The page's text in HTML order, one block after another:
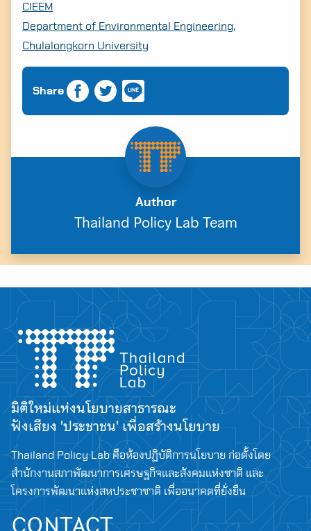
CIEEM
Department of Environmental Engineering,
Chulalongkorn University
Share
Author
Thailand Policy Lab Team
มิติใหม่แห่งนโยบายสาธารณะ
ฟังเสียง 'ประชาชน' เพื่อสร้างนโยบาย
Thailand Policy Lab คือห้องปฏิบัติการนโยบาย ก่อตั้งโดย
สำนักงานสภาพัฒนาการเศรษฐกิจและสังคมแห่งชาติ และ
โครงการพัฒนาแห่งสหประชาชาติ เพื่ออนาคตที่ยั่งยืน